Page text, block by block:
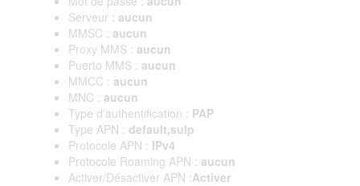
Serveur : aucun
MMSC : aucun
Proxy MMS : aucun
Puerto MMS : aucun
MMCC : aucun
MNC : aucun
Type d'authentification : PAP
Type APN : default,sulp
Protocole APN : IPv4
Protocole Roaming APN : aucun
Activer/Désactiver APN :Activer